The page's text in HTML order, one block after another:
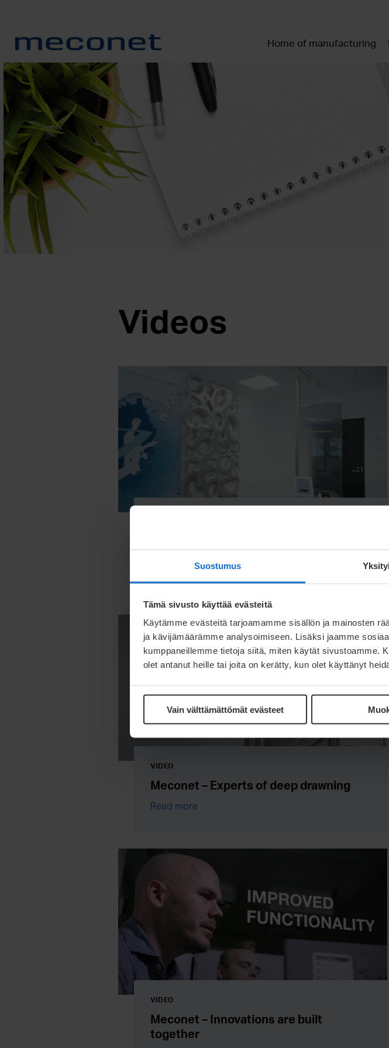
Suostumus
Tämä sivusto käyttää evästeitä
Käytämme evästeitä tarjoamamme sisällön ja mainosten
ja kävijämäärämme analysoimiseen. Lisäksi jaamme
kumppaneillemme tietoja siitä, miten käytät sivustoamme.
olet antanut heille tai joita on kerätty, kun olet käyttänyt
Vain välttämättömät evästeet
Home of manufacturing
Videos
VIDEO
Meconet – Experts of deep drawning
Read more
VIDEO
Meconet – Innovations are built
together